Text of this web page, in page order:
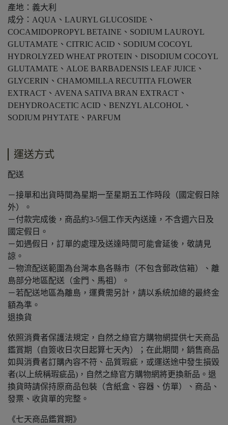
產地：義大利
成分：AQUA、LAURYL GLUCOSIDE、
COCAMIDOPROPYL BETAINE、SODIUM LAUROYL
GLUTAMATE、CITRIC ACID、SODIUM COCOYL
HYDROLYZED WHEAT PROTEIN、DISODIUM COCOYL
GLUTAMATE、ALOE BARBADENSIS LEAF JUICE、
GLYCERIN、CHAMOMILLA RECUTITA FLOWER
EXTRACT、AVENA SATIVA BRAN EXTRACT、
DEHYDROACETIC ACID、BENZYL ALCOHOL、
SODIUM PHYTATE、PARFUM
運送方式
配送
－接單和出貨時間為星期一至星期五工作時段（國定假日除
外）。
－付款完成後，商品約3-5個工作天內送達，不含週六日及
國定假日。
－如遇假日，訂單的處理及送達時間可能會延後，敬請見
諒。
－物流配送範圍為台灣本島各縣市（不包含郵政信箱）、離
島部分地區配送（金門、馬祖）。
－若配送地區為離島，運費需另計，請以系統加總的最終金
額為準。
退換貨
依照消費者保護法規定，自然之綠官方購物網提供七天商品
鑑賞期（自簽收日次日起算七天內）；在此期間，銷售商品
如與消費者訂購內容不符、品質瑕疵，或運送途中發生損毀
者(以上統稱瑕疵品)，自然之綠官方購物網將更換新品。退
換貨時請保持原商品包裝（含紙盒、容器、仿單）、商品、
發票、收貨單的完整。
《七天商品鑑賞期》